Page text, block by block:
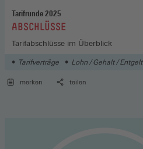
Tarifrunde 2025
:ABSCHLÜSSE
Tarifabschlüsse im Überblick
Tarifverträge Lohn / Gehalt / Entgelt
merken teilen